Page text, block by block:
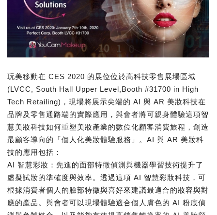
玩美移動在 CES 2020 的展位位於高科技零售展場區域
(LVCC, South Hall Upper Level,Booth #31700 in High
Tech Retailing)，現場將展示尖端的 AI 與 AR 美妝科技在
品牌及零售通路端的實際應用，與會者將可親身體驗這項智
慧美妝科技如何重塑美妝產業的數位化顧客消費旅程，創造
最顧客導向的「個人化美妝體驗服務」。AI 與 AR 美妝科
技的應用包括：
AI 智慧彩妝：先進的面部特徵偵測與機器學習技術提升了
虛擬試妝的準確度與效率。透過這項 AI 智慧彩妝科技，可
根據消費者個人的臉部特徵與喜好來建議最適合的妝容與對
應的產品。與會者可以現場體驗適合個人膚色的 AI 粉底偵